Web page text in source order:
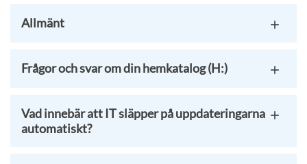
Allmänt
Frågor och svar om din hemkatalog (H:)
Vad innebär att IT släpper på uppdateringarna
automatiskt?